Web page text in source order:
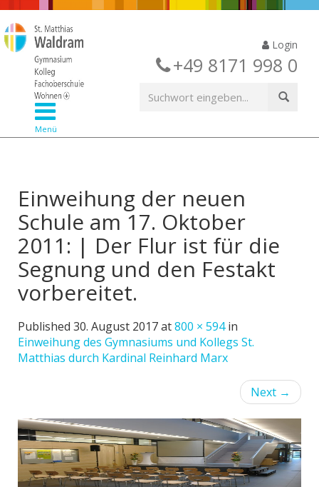
Login
+49 8171 998 0
Menü
Einweihung der neuen
Schule am 17. Oktober
2011: | Der Flur ist für die
Segnung und den Festakt
vorbereitet.
Published 30. August 2017at800 × 594in
Einweihung des Gymnasiums und Kollegs St.
Matthias durch Kardinal Reinhard Marx
Next →